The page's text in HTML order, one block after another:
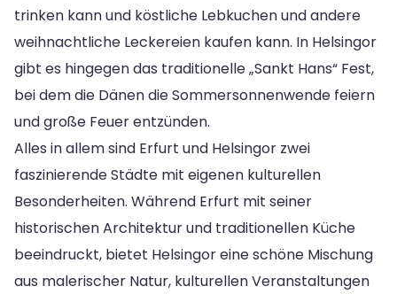
trinken kann und köstliche Lebkuchen und andere
weihnachtliche Leckereien kaufen kann. In Helsingor
gibt es hingegen das traditionelle „Sankt Hans“ Fest,
bei dem die Dänen die Sommersonnenwende feiern
und große Feuer entzünden.
Alles in allem sind Erfurt und Helsingor zwei
faszinierende Städte mit eigenen kulturellen
Besonderheiten. Während Erfurt mit seiner
historischen Architektur und traditionellen Küche
beeindruckt, bietet Helsingor eine schöne Mischung
aus malerischer Natur, kulturellen Veranstaltungen